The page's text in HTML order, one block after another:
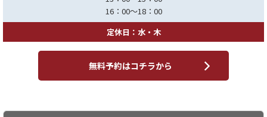
16：00～18：00
定休日：水・木
無料予約はコチラから